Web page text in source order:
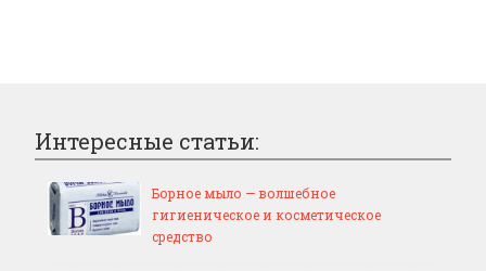
Интересные статьи:
Борное мыло — волшебное
гигиеническое и косметическое
средство